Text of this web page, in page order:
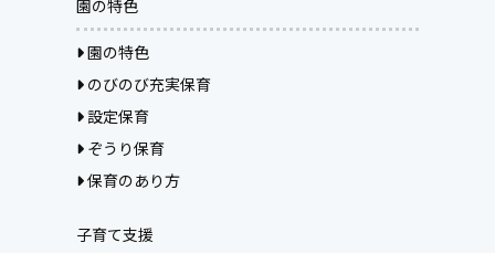
園の特色
園の特色
のびのび充実保育
設定保育
ぞうり保育
保育のあり方
子育て支援